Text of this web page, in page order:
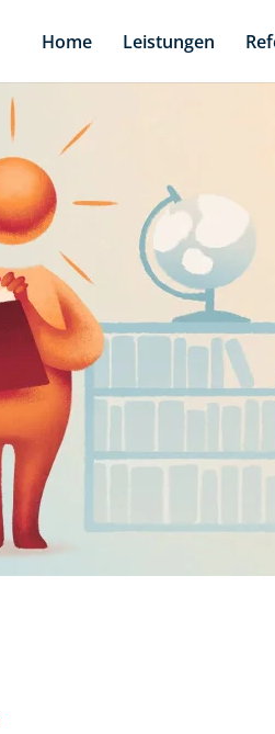
Home Leistungen